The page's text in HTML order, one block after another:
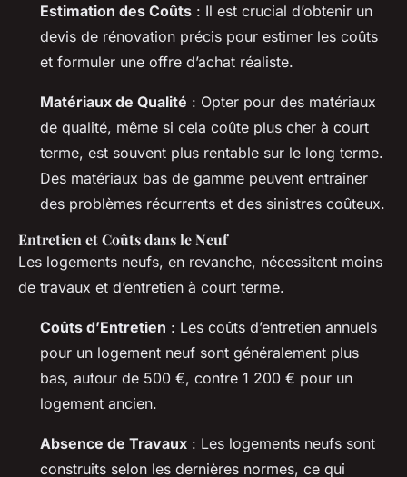
Estimation des Coûts : Il est crucial d’obtenir un
devis de rénovation précis pour estimer les coûts
et formuler une offre d’achat réaliste.
Matériaux de Qualité : Opter pour des matériaux
de qualité, même si cela coûte plus cher à court
terme, est souvent plus rentable sur le long terme.
Des matériaux bas de gamme peuvent entraîner
des problèmes récurrents et des sinistres coûteux.
Entretien et Coûts dans le Neuf
Les logements neufs, en revanche, nécessitent moins
de travaux et d’entretien à court terme.
Coûts d’Entretien : Les coûts d’entretien annuels
pour un logement neuf sont généralement plus
bas, autour de 500 €, contre 1 200 € pour un
logement ancien.
Absence de Travaux : Les logements neufs sont
construits selon les dernières normes, ce qui